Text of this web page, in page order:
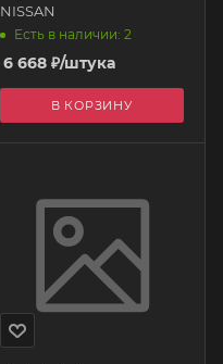
NISSAN
Есть в наличии: 2
6 668₽/штука
В КОРЗИНУ